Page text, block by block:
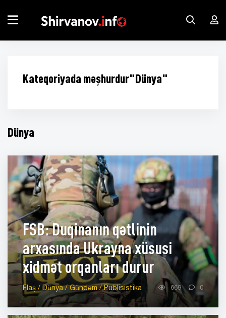
Kateqoriyada məşhurdur"Dünya"
Dünya
FSB: Duqinanın qətlinin
arxasında Ukrayna xüsusi
xidmət orqanları durur
Flaş / Dünya / Gündəm / Publisistika 669 0